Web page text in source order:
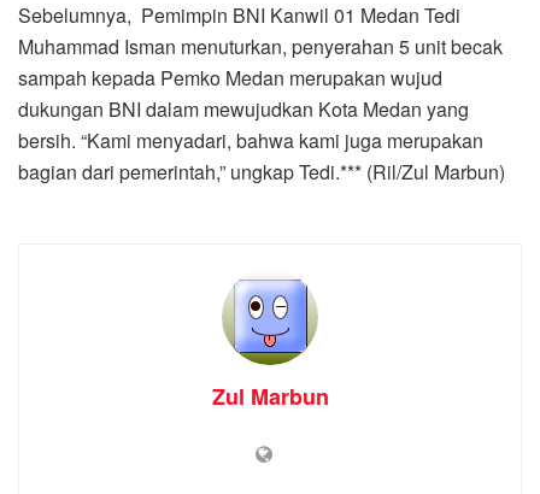
Sebelumnya, Pemimpin BNI Kanwil 01 Medan Tedi
Muhammad Isman menuturkan, penyerahan 5 unit becak
sampah kepada Pemko Medan merupakan wujud
dukungan BNI dalam mewujudkan Kota Medan yang
bersih. “Kami menyadari, bahwa kami juga merupakan
bagian dari pemerintah,” ungkap Tedi.*** (Ril/Zul Marbun)
Zul Marbun